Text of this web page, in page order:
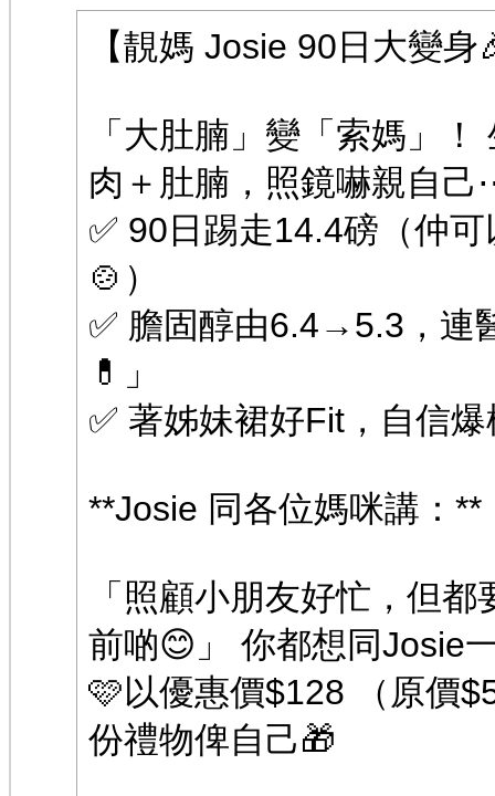
【靚媽 Josie 90日大變身
「大肚腩」變「索媽」
肉＋肚腩，照鏡嚇親自
✅ 90日踢走14.4磅（仲
🍲）
✅ 膽固醇由6.4→5.3，連
💊」
✅ 著姊妹裙好Fit，自信爆
**Josie 同各位媽咪講：**
「照顧小朋友好忙，但
前啲😊」 你都想同Josie
🩷以優惠價$128 （原價
份禮物俾自己🎁